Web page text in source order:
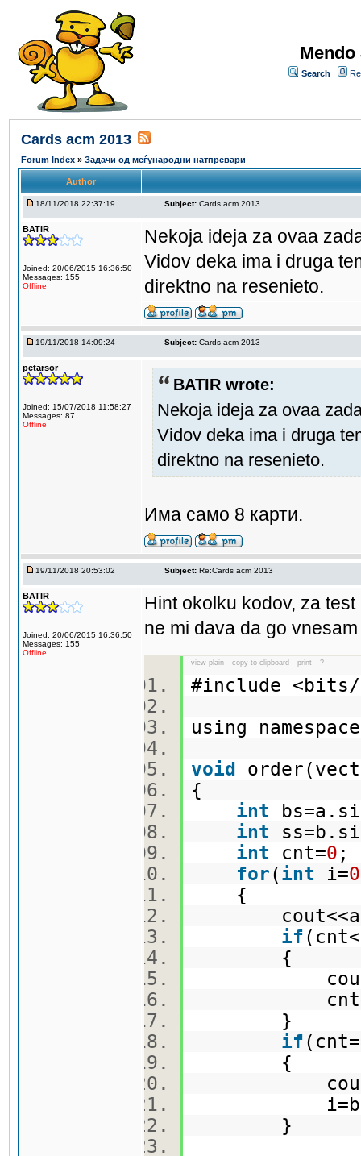
Search
Cards acm 2013
Forum Index » Задачи од меѓународни натпревари
Author
18/11/2018 22:37:19 Subject: Cards acm 2013
BATIR
Joined: 20/06/2015 16:36:50
Messages: 155
Offline
Nekoja ideja za ovaa
Vidov deka ima i druga
direktno na resenieto.
19/11/2018 14:09:24 Subject: Cards acm 2013
petarsor
Joined: 15/07/2018 11:58:27
Messages: 87
Offline
BATIR wrote:
Nekoja ideja za ovaa
Vidov deka ima i druga
direktno na resenieto.
Има само 8 карти.
19/11/2018 20:53:02 Subject: Re:Cards acm 2013
BATIR
Joined: 20/06/2015 16:36:50
Messages: 155
Offline
Hint okolku kodov, za
ne mi dava da go
view plain copy to clipboard print ?
#include
using
void
{
int
int
int cnt=0
for(int i=0
{
if
{
}
if
{
}